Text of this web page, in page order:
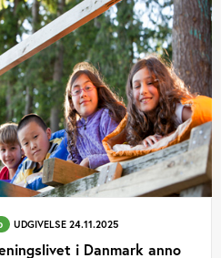
UDGIVELSE 24.11.2025
i Danmark anno